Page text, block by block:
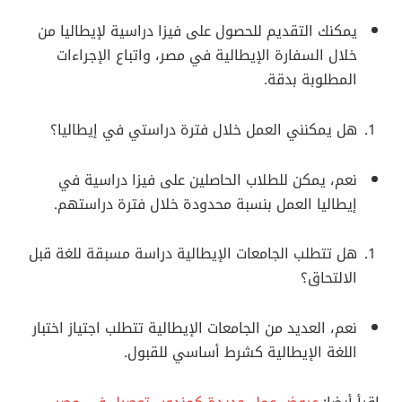
يمكنك التقديم للحصول على فيزا دراسية لإيطاليا من
خلال السفارة الإيطالية في مصر، واتباع الإجراءات
المطلوبة بدقة.
هل يمكنني العمل خلال فترة دراستي في إيطاليا؟
نعم، يمكن للطلاب الحاصلين على فيزا دراسية في
إيطاليا العمل بنسبة محدودة خلال فترة دراستهم.
هل تتطلب الجامعات الإيطالية دراسة مسبقة للغة قبل
الالتحاق؟
نعم، العديد من الجامعات الإيطالية تتطلب اجتياز اختبار
اللغة الإيطالية كشرط أساسي للقبول.